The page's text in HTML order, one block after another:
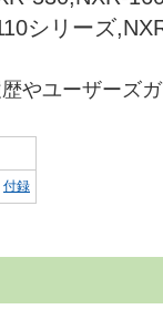
シリーズ
やユーザーズ
付録